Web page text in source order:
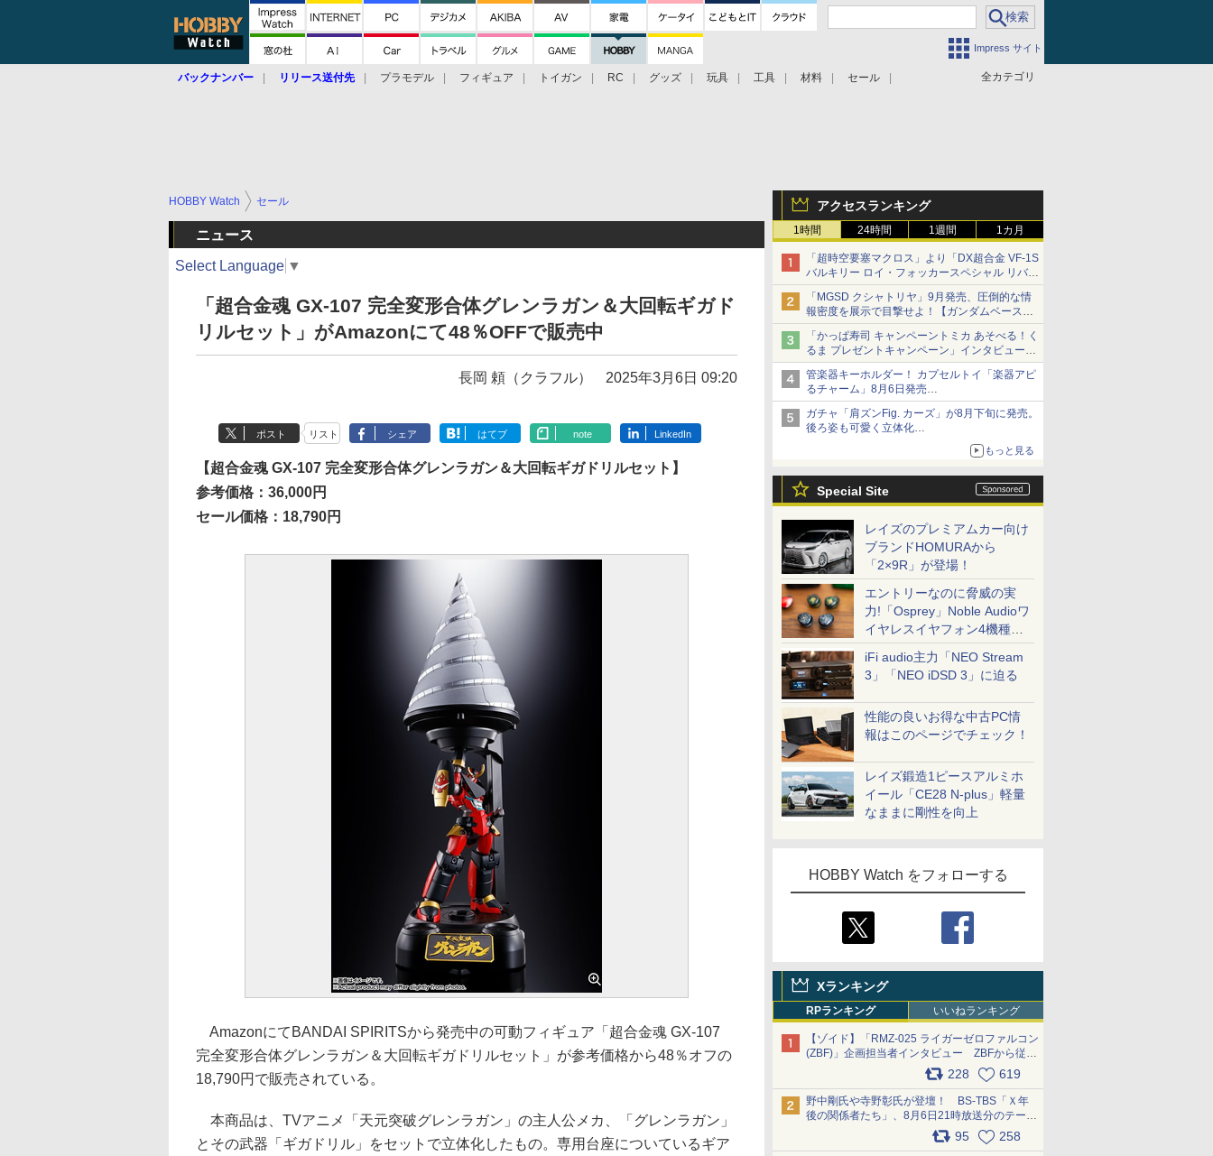
Impress サイト
全カテゴリ
バックナンバー リリース送付先 プラモデル フィギュア トイガン RC グッズ 玩具 工具 材料 セール
アクセスランキング
1時間 24時間 1週間 1カ月
「超時空要塞マクロス」より「DX超合金 VF-1S
バルキリー ロイ・フォッカースペシャル リバイ
バルVer.」本日発売！
「MGSD クシャトリヤ」9月発売、圧倒的な情
報密度を展示で目撃せよ！【ガンダムベース撮
り下ろし】
「かっぱ寿司 キャンペーントミカ あそべる！く
るま プレゼントキャンペーン」インタビュー
子どもが楽しめるかっぱ寿司ならではの体験と
コラボの楽しさを追求
管楽器キーホルダー！ カプセルトイ「楽器アピ
るチャーム」8月6日発売
チューバ、テナサクなど5種各3色
ガチャ「肩ズンFig. カーズ」が8月下旬に発売。
後ろ姿も可愛く立体化
ライトニング・マックィーンやメーターなど4
もっと見る
Special Site
レイズのプレミアムカー向け
ブランドHOMURAから
「2×9R」が登場！
エントリーなのに脅威の実
力!「Osprey」Noble Audioワ
イヤレスイヤフォン4機種を
一気に聴く
iFi audio主力「NEO Stream
3」「NEO iDSD 3」に迫る
性能の良いお得な中古PC情
報はこのページでチェック！
レイズ鍛造1ピースアルミホ
イール「CE28 N-plus」軽量
なままに剛性を向上
HOBBY Watch をフォローする
Xランキング
RPランキング いいねランキング
【ゾイド】「RMZ-025 ライガーゼロファルコン
(ZBF)」企画担当者インタビュー ZBFから従来
デザインまで再現可能なボリューム満点のキッ
ト pic.x.com/6zOqQAQKkX
228 619
野中剛氏や寺野彰氏が登壇！ BS-TBS「Ｘ年
後の関係者たち」、8月6日21時放送分のテーマ
は「超合金」！ pic.x.com/uWyt1uyuFm
95 258
HOBBY Watch セール
ニュース
Select Language ▼
「超合金魂 GX-107 完全変形合体グレンラガン＆大回転ギガド
リルセット」がAmazonにて48％OFFで販売中
長岡 頼（クラフル） 2025年3月6日 09:20
ポスト リスト シェア はてブ note LinkedIn
【超合金魂 GX-107 完全変形合体グレンラガン＆大回転ギガドリルセット】
参考価格：36,000円
セール価格：18,790円
AmazonにてBANDAI SPIRITSから発売中の可動フィギュア「超合金魂 GX-107
完全変形合体グレンラガン＆大回転ギガドリルセット」が参考価格から48％オフの
18,790円で販売されている。
本商品は、TVアニメ「天元突破グレンラガン」の主人公メカ、「グレンラガン」
とその武器「ギガドリル」をセットで立体化したもの。専用台座についているギア